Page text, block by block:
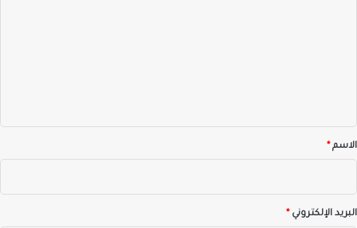
*الاسم*
البريد الإلكتروني*